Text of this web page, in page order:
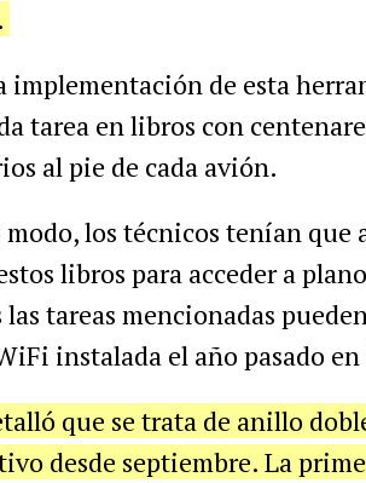
implementación de esta
tarea en libros con
al pie de cada avión.
los técnicos tenían que
libros para acceder a
las tareas mencionadas
instalada el año pasado en
que se trata de anillo
desde septiembre. La